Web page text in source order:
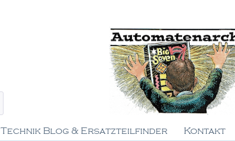
Technik Blog & Ersatzteilfinder Kontakt